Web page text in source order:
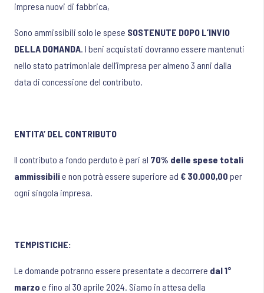
impresa nuovi di fabbrica,
Sono ammissibili solo le spese SOSTENUTE DOPO L’INVIO
DELLA DOMANDA. I beni acquistati dovranno essere mantenuti
nello stato patrimoniale dell’impresa per almeno 3 anni dalla
data di concessione del contributo.
ENTITA’ DEL CONTRIBUTO
Il contributo a fondo perduto è pari al 70% delle spese totali
ammissibilie non potrà essere superiore ad € 30.000,00 per
ogni singola impresa.
TEMPISTICHE:
Le domande potranno essere presentate a decorrere dal 1°
marzo e fino al 30 aprile 2024. Siamo in attesa della